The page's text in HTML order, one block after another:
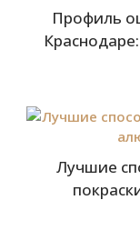
Профиль
Лучшие